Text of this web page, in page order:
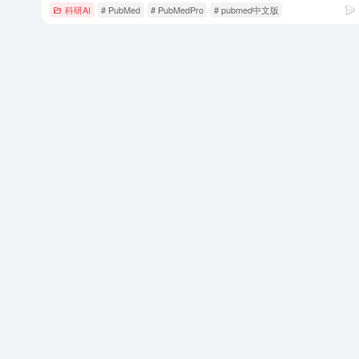
科研AI # PubMed # PubMedPro # pubmed中文版